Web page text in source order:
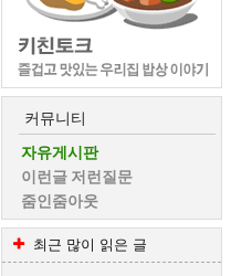
커뮤니티
자유게시판
이런글 저런질문
줌인줌아웃
최근 많이 읽은 글